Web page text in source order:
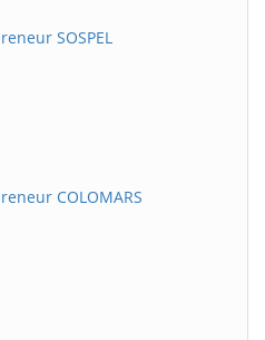
SOSPEL
COLOMARS